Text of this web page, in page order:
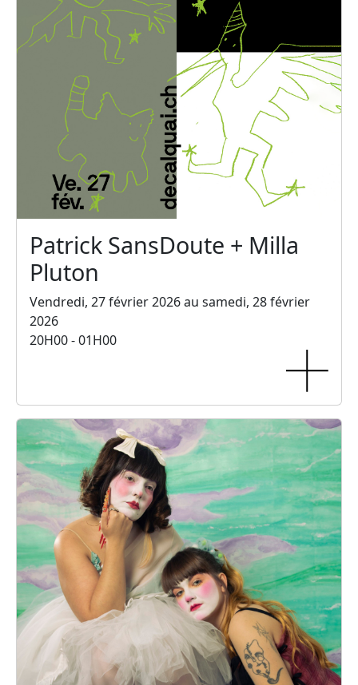
Patrick SansDoute + Milla
Pluton
Vendredi, 27 février 2026 au samedi, 28 février
2026
20H00 - 01H00